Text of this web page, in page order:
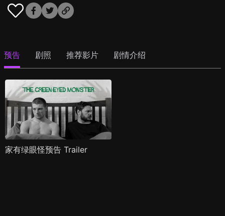
预告 剧照 推荐影片 剧情介绍
家有绿眼怪预告 Trailer